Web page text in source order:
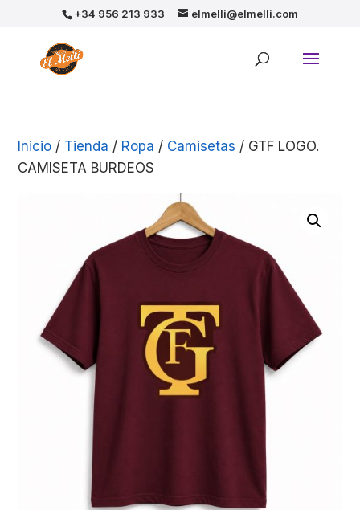
+34 956 213 933 elmelli@elmelli.com
Inicio / Tienda / Ropa / Camisetas / GTF LOGO.
CAMISETA BURDEOS